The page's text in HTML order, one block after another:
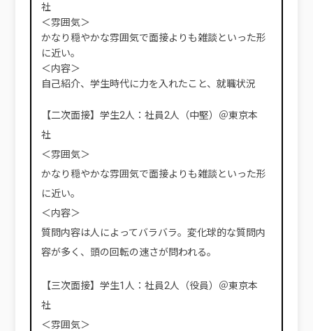
社
＜雰囲気＞
かなり穏やかな雰囲気で面接よりも雑談といった形
に近い。
＜内容＞
自己紹介、学生時代に力を入れたこと、就職状況
【二次面接】学生2人：社員2人（中堅）＠東京本
社
＜雰囲気＞
かなり穏やかな雰囲気で面接よりも雑談といった形
に近い。
＜内容＞
質問内容は人によってバラバラ。変化球的な質問内
容が多く、頭の回転の速さが問われる。
【三次面接】学生1人：社員2人（役員）＠東京本
社
＜雰囲気＞